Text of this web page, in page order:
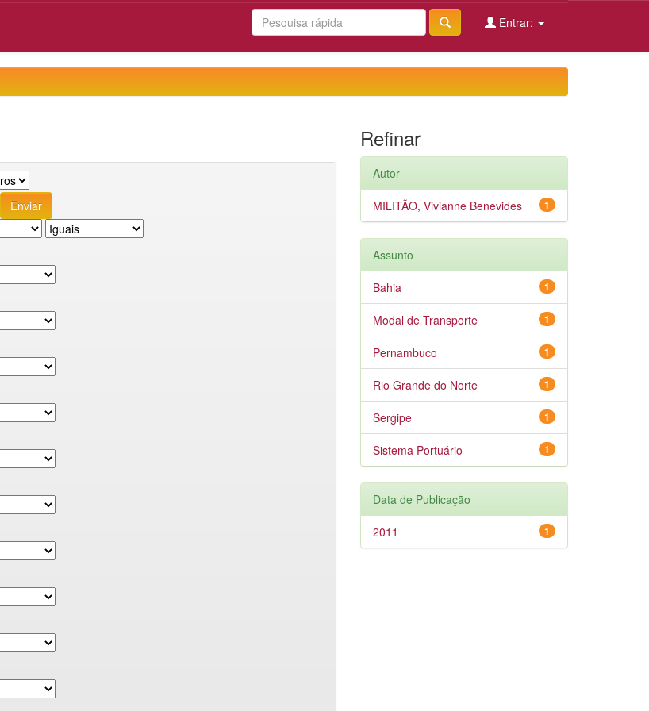
Entrar:
Refinar
Autor
1
MILITÃO, Vivianne Benevides
Assunto
1
Bahia
1
Modal de Transporte
1
Pernambuco
1
Rio Grande do Norte
1
Sergipe
1
Sistema Portuário
Data de Publicação
1
2011